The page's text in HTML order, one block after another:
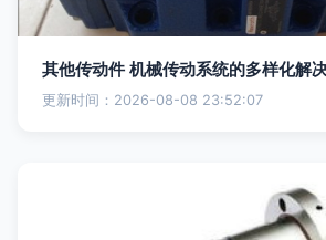
其他传动件 机械传动系统的多样化解
更新时间：2026-08-08 23:52:07